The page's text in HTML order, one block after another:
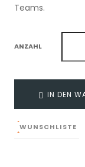
Teams.
ANZAHL
IN DEN
WUNSCHLISTE